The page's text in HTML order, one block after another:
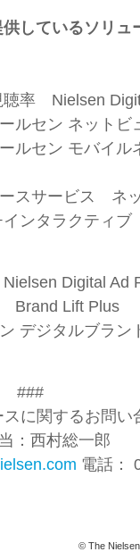
しているソリュ
聴率 Nielsen
ルセン ネットビ
ルセン モバイ
スサービス ネ
インタラクティ
Digital Ad
Brand Lift Plus
デジタルブラ
###
に関するお問い
：西村総一郎
電話：
© The